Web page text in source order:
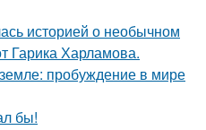
историей о необычном
Гарика Харламова.
пробуждение в мире
бы!